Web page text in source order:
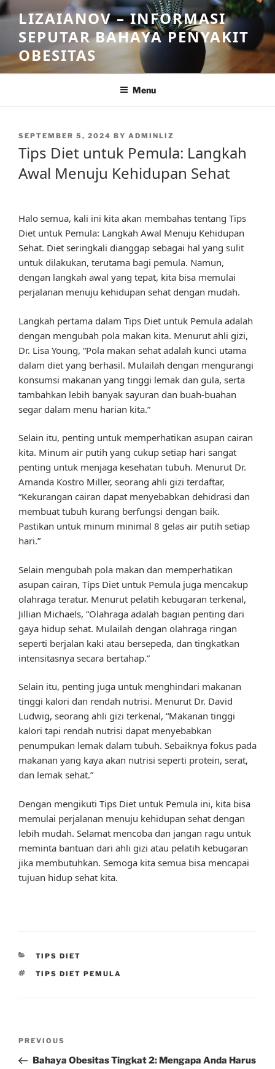
Skip
to
content
LIZAIANOV – INFORMASI
SEPUTAR BAHAYA PENYAKIT
OBESITAS
Menu
POSTED
ON
SEPTEMBER 5, 2024 BY ADMINLIZ
Tips Diet untuk Pemula: Langkah
Awal Menuju Kehidupan Sehat
Halo semua, kali ini kita akan membahas tentang Tips
Diet untuk Pemula: Langkah Awal Menuju Kehidupan
Sehat. Diet seringkali dianggap sebagai hal yang sulit
untuk dilakukan, terutama bagi pemula. Namun,
dengan langkah awal yang tepat, kita bisa memulai
perjalanan menuju kehidupan sehat dengan mudah.
Langkah pertama dalam Tips Diet untuk Pemula adalah
dengan mengubah pola makan kita. Menurut ahli gizi,
Dr. Lisa Young, “Pola makan sehat adalah kunci utama
dalam diet yang berhasil. Mulailah dengan mengurangi
konsumsi makanan yang tinggi lemak dan gula, serta
tambahkan lebih banyak sayuran dan buah-buahan
segar dalam menu harian kita.”
Selain itu, penting untuk memperhatikan asupan cairan
kita. Minum air putih yang cukup setiap hari sangat
penting untuk menjaga kesehatan tubuh. Menurut Dr.
Amanda Kostro Miller, seorang ahli gizi terdaftar,
“Kekurangan cairan dapat menyebabkan dehidrasi dan
membuat tubuh kurang berfungsi dengan baik.
Pastikan untuk minum minimal 8 gelas air putih setiap
hari.”
Selain mengubah pola makan dan memperhatikan
asupan cairan, Tips Diet untuk Pemula juga mencakup
olahraga teratur. Menurut pelatih kebugaran terkenal,
Jillian Michaels, “Olahraga adalah bagian penting dari
gaya hidup sehat. Mulailah dengan olahraga ringan
seperti berjalan kaki atau bersepeda, dan tingkatkan
intensitasnya secara bertahap.”
Selain itu, penting juga untuk menghindari makanan
tinggi kalori dan rendah nutrisi. Menurut Dr. David
Ludwig, seorang ahli gizi terkenal, “Makanan tinggi
kalori tapi rendah nutrisi dapat menyebabkan
penumpukan lemak dalam tubuh. Sebaiknya fokus pada
makanan yang kaya akan nutrisi seperti protein, serat,
dan lemak sehat.”
Dengan mengikuti Tips Diet untuk Pemula ini, kita bisa
memulai perjalanan menuju kehidupan sehat dengan
lebih mudah. Selamat mencoba dan jangan ragu untuk
meminta bantuan dari ahli gizi atau pelatih kebugaran
jika membutuhkan. Semoga kita semua bisa mencapai
tujuan hidup sehat kita.
CATEGORIES
TIPS DIET
TAGS
TIPS DIET PEMULA
Previous
Post
PREVIOUS
Bahaya Obesitas Tingkat 2: Mengapa Anda Harus